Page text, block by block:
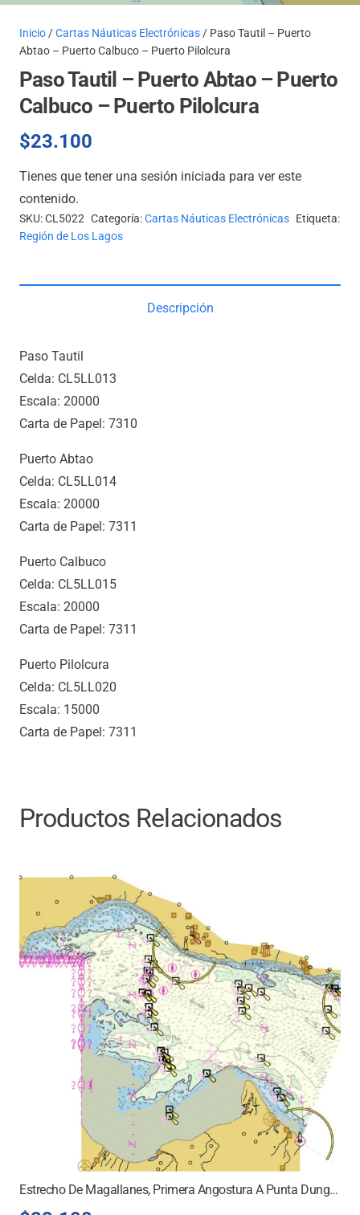
Inicio /Cartas Náuticas Electrónicas / Paso Tautil – Puerto
Abtao – Puerto Calbuco – Puerto Pilolcura
Paso Tautil – Puerto Abtao – Puerto
Calbuco – Puerto Pilolcura
$23.100
Tienes que tener una sesión iniciada para ver este
contenido.
SKU:CL5022 Categoría:Cartas Náuticas Electrónicas Etiqueta:
Región de Los Lagos
Descripción
Paso Tautil
Celda: CL5LL013
Escala: 20000
Carta de Papel: 7310
Puerto Abtao
Celda: CL5LL014
Escala: 20000
Carta de Papel: 7311
Puerto Calbuco
Celda: CL5LL015
Escala: 20000
Carta de Papel: 7311
Puerto Pilolcura
Celda: CL5LL020
Escala: 15000
Carta de Papel: 7311
Productos Relacionados
Estrecho De Magallanes, Primera Angostura A Punta Dungeness